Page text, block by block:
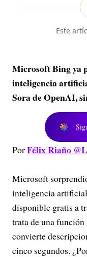
Este
Microsoft Bing ya
inteligencia
Sora de OpenAI,
PorFélix Riaño
Microsoft
inteligencia
disponible gratis a
trata de una
convierte
cinco segundos.